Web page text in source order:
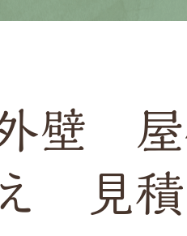
壁
見積